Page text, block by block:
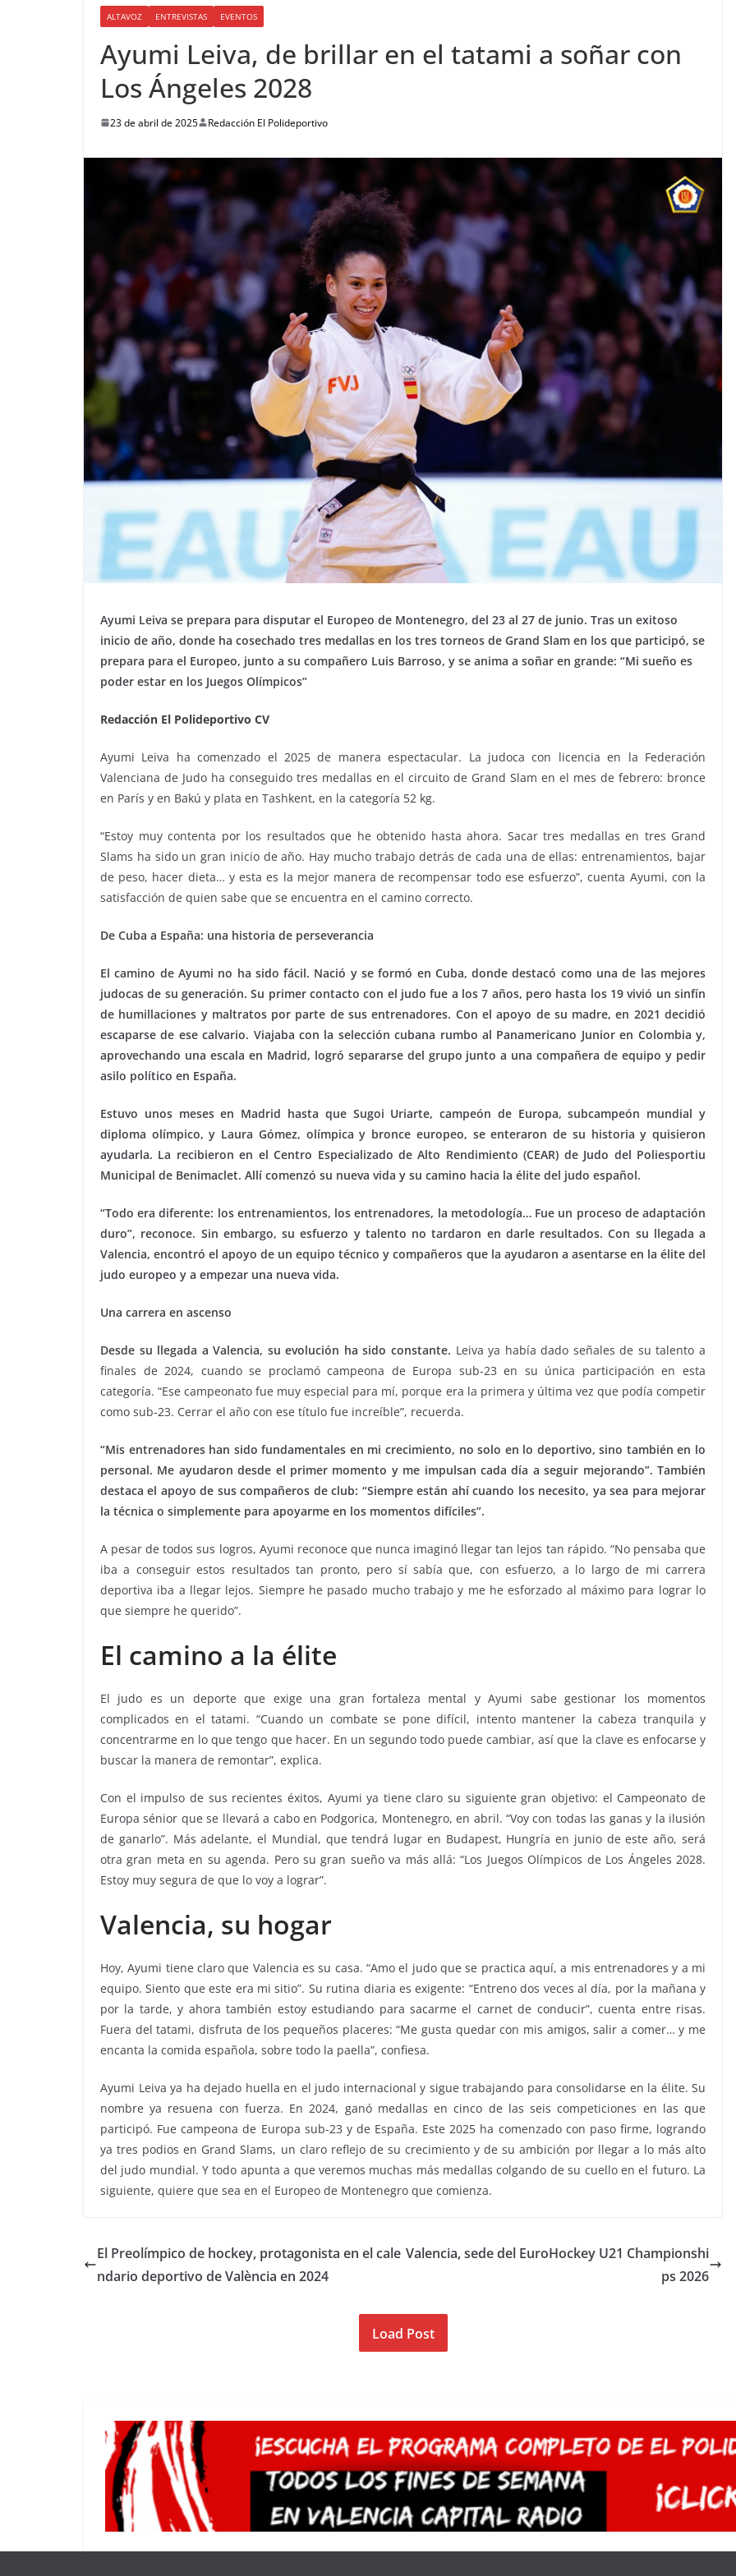
ALTAVOZ ENTREVISTAS EVENTOS
Ayumi Leiva, de brillar en el tatami a soñar con
Los Ángeles 2028
23 de abril de 2025 Redacción El Polideportivo
Ayumi Leiva se prepara para disputar el Europeo de Montenegro, del 23 al 27 de junio. Tras un exitoso
inicio de año, donde ha cosechado tres medallas en los tres torneos de Grand Slam en los que participó, se
prepara para el Europeo, junto a su compañero Luis Barroso, y se anima a soñar en grande: “Mi sueño es
poder estar en los Juegos Olímpicos”
Redacción El Polideportivo CV
Ayumi Leiva ha comenzado el 2025 de manera espectacular. La judoca con licencia en la Federación
Valenciana de Judo ha conseguido tres medallas en el circuito de Grand Slam en el mes de febrero: bronce
en París y en Bakú y plata en Tashkent, en la categoría 52 kg.
“Estoy muy contenta por los resultados que he obtenido hasta ahora. Sacar tres medallas en tres Grand
Slams ha sido un gran inicio de año. Hay mucho trabajo detrás de cada una de ellas: entrenamientos, bajar
de peso, hacer dieta… y esta es la mejor manera de recompensar todo ese esfuerzo”, cuenta Ayumi, con la
satisfacción de quien sabe que se encuentra en el camino correcto.
De Cuba a España: una historia de perseverancia
El camino de Ayumi no ha sido fácil. Nació y se formó en Cuba, donde destacó como una de las mejores
judocas de su generación. Su primer contacto con el judo fue a los 7 años, pero hasta los 19 vivió un sinfín
de humillaciones y maltratos por parte de sus entrenadores. Con el apoyo de su madre, en 2021 decidió
escaparse de ese calvario. Viajaba con la selección cubana rumbo al Panamericano Junior en Colombia y,
aprovechando una escala en Madrid, logró separarse del grupo junto a una compañera de equipo y pedir
asilo político en España.
Estuvo unos meses en Madrid hasta que Sugoi Uriarte, campeón de Europa, subcampeón mundial y
diploma olímpico, y Laura Gómez, olímpica y bronce europeo, se enteraron de su historia y quisieron
ayudarla. La recibieron en el Centro Especializado de Alto Rendimiento (CEAR) de Judo del Poliesportiu
Municipal de Benimaclet. Allí comenzó su nueva vida y su camino hacia la élite del judo español.
“Todo era diferente: los entrenamientos, los entrenadores, la metodología… Fue un proceso de adaptación
duro”, reconoce. Sin embargo, su esfuerzo y talento no tardaron en darle resultados. Con su llegada a
Valencia, encontró el apoyo de un equipo técnico y compañeros que la ayudaron a asentarse en la élite del
judo europeo y a empezar una nueva vida.
Una carrera en ascenso
Desde su llegada a Valencia, su evolución ha sido constante. Leiva ya había dado señales de su talento a
finales de 2024, cuando se proclamó campeona de Europa sub-23 en su única participación en esta
categoría. “Ese campeonato fue muy especial para mí, porque era la primera y última vez que podía competir
como sub-23. Cerrar el año con ese título fue increíble”, recuerda.
“Mis entrenadores han sido fundamentales en mi crecimiento, no solo en lo deportivo, sino también en lo
personal. Me ayudaron desde el primer momento y me impulsan cada día a seguir mejorando”. También
destaca el apoyo de sus compañeros de club: “Siempre están ahí cuando los necesito, ya sea para mejorar
la técnica o simplemente para apoyarme en los momentos difíciles”.
A pesar de todos sus logros, Ayumi reconoce que nunca imaginó llegar tan lejos tan rápido. “No pensaba que
iba a conseguir estos resultados tan pronto, pero sí sabía que, con esfuerzo, a lo largo de mi carrera
deportiva iba a llegar lejos. Siempre he pasado mucho trabajo y me he esforzado al máximo para lograr lo
que siempre he querido”.
El camino a la élite
El judo es un deporte que exige una gran fortaleza mental y Ayumi sabe gestionar los momentos
complicados en el tatami. “Cuando un combate se pone difícil, intento mantener la cabeza tranquila y
concentrarme en lo que tengo que hacer. En un segundo todo puede cambiar, así que la clave es enfocarse y
buscar la manera de remontar”, explica.
Con el impulso de sus recientes éxitos, Ayumi ya tiene claro su siguiente gran objetivo: el Campeonato de
Europa sénior que se llevará a cabo en Podgorica, Montenegro, en abril. “Voy con todas las ganas y la ilusión
de ganarlo”. Más adelante, el Mundial, que tendrá lugar en Budapest, Hungría en junio de este año, será
otra gran meta en su agenda. Pero su gran sueño va más allá: “Los Juegos Olímpicos de Los Ángeles 2028.
Estoy muy segura de que lo voy a lograr”.
Valencia, su hogar
Hoy, Ayumi tiene claro que Valencia es su casa. “Amo el judo que se practica aquí, a mis entrenadores y a mi
equipo. Siento que este era mi sitio”. Su rutina diaria es exigente: “Entreno dos veces al día, por la mañana y
por la tarde, y ahora también estoy estudiando para sacarme el carnet de conducir”, cuenta entre risas.
Fuera del tatami, disfruta de los pequeños placeres: “Me gusta quedar con mis amigos, salir a comer… y me
encanta la comida española, sobre todo la paella”, confiesa.
Ayumi Leiva ya ha dejado huella en el judo internacional y sigue trabajando para consolidarse en la élite. Su
nombre ya resuena con fuerza. En 2024, ganó medallas en cinco de las seis competiciones en las que
participó. Fue campeona de Europa sub-23 y de España. Este 2025 ha comenzado con paso firme, logrando
ya tres podios en Grand Slams, un claro reflejo de su crecimiento y de su ambición por llegar a lo más alto
del judo mundial. Y todo apunta a que veremos muchas más medallas colgando de su cuello en el futuro. La
siguiente, quiere que sea en el Europeo de Montenegro que comienza.
El Preolímpico de hockey, protagonista en el cale
ndario deportivo de València en 2024
Valencia, sede del EuroHockey U21 Championshi
ps 2026
Load Post